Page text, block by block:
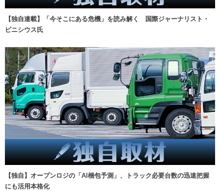
【独自連載】「今そこにある危機」を読み解く 国際ジャーナリスト・
ビニシウス氏
【独自】オープンロジの「AI梱包予測」、トラック必要台数の迅速把握
にも活用本格化